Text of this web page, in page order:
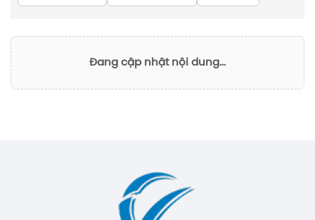
Đang cập nhật nội dung...